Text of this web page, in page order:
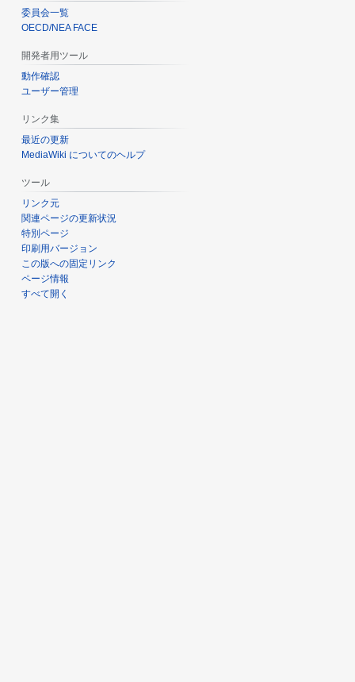
委員会一覧
OECD/NEA FACE
開発者用ツール
動作確認
ユーザー管理
リンク集
最近の更新
MediaWiki についてのヘルプ
ツール
リンク元
関連ページの更新状況
特別ページ
印刷用バージョン
この版への固定リンク
ページ情報
すべて開く